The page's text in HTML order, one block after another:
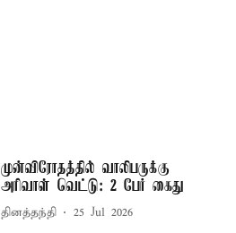
முன்விரோதத்தில் வாலிபருக்கு
அரிவாள் வெட்டு: 2 பேர் கைது
தினத்தந்தி 25 Jul 2026